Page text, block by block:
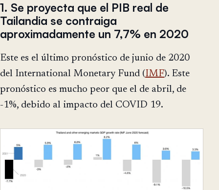
1. Se proyecta que el PIB real de
Tailandia se contraiga
aproximadamente un 7,7% en 2020
Este es el último pronóstico de junio de 2020
del International Monetary Fund (IMF). Este
pronóstico es mucho peor que el de abril, de
-1%, debido al impacto del COVID 19.